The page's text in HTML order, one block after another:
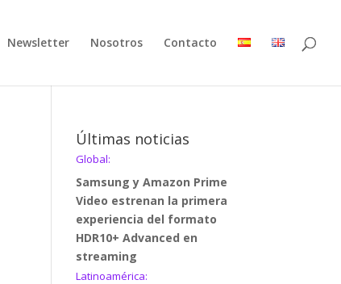
Newsletter Nosotros Contacto
Últimas noticias
Global:
Samsung y Amazon Prime
Video estrenan la primera
experiencia del formato
HDR10+ Advanced en
streaming
Latinoamérica: